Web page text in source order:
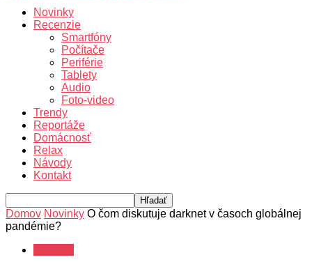
Novinky
Recenzie
Smartfóny
Počítače
Periférie
Tablety
Audio
Foto-video
Trendy
Reportáže
Domácnosť
Relax
Návody
Kontakt
Domov Novinky O čom diskutuje darknet v časoch globálnej
pandémie?